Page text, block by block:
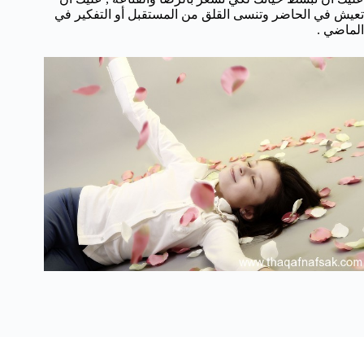
تعيش في الحاضر وتنسى القلق من المستقبل أو التفكير في
الماضي .